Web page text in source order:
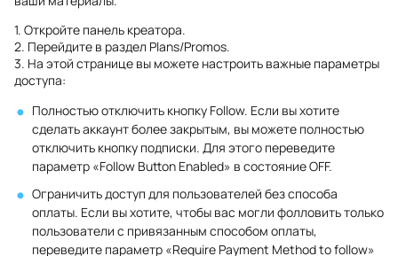
1. Откройте панель креатора.
2. Перейдите в раздел Plans/Promos.
3. На этой странице вы можете настроить важные параметры
доступа:
Полностью отключить кнопку Follow. Если вы хотите
сделать аккаунт более закрытым, вы можете полностью
отключить кнопку подписки. Для этого переведите
параметр «Follow Button Enabled» в состояние OFF.
Ограничить доступ для пользователей без способа
оплаты. Если вы хотите, чтобы вас могли фолловить только
пользователи с привязанным способом оплаты,
переведите параметр «Require Payment Method to follow»